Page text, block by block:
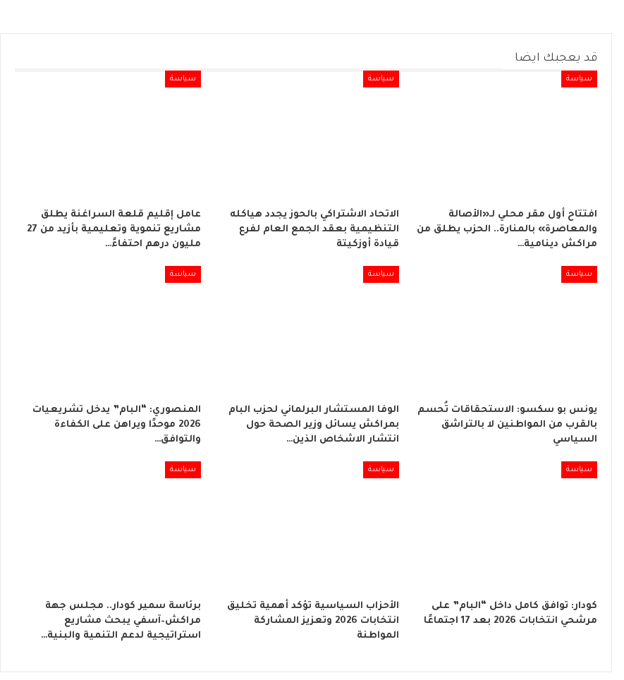
قد يعجبك ايضا
سياسة
افتتاح أول مقر محلي لـ«الأصالة
والمعاصرة» بالمنارة.. الحزب يطلق من
مراكش دينامية…
سياسة
الاتحاد الاشتراكي بالحوز يجدد هياكله
التنظيمية بعقد الجمع العام لفرع
قيادة أوزكيتة
سياسة
عامل إقليم قلعة السراغنة يطلق
مشاريع تنموية وتعليمية بأزيد من 27
مليون درهم احتفاءً…
سياسة
يونس بو سكسو: الاستحقاقات تُحسم
بالقرب من المواطنين لا بالتراشق
السياسي
سياسة
الوفا المستشار البرلماني لحزب البام
بمراكش يسائل وزير الصحة حول
انتشار الاشخاص الذين…
سياسة
المنصوري: “البام” يدخل تشريعيات
2026 موحدًا ويراهن على الكفاءة
والتوافق…
سياسة
كودار: توافق كامل داخل “البام” على
مرشحي انتخابات 2026 بعد 17 اجتماعًا
سياسة
الأحزاب السياسية تؤكد أهمية تخليق
انتخابات 2026 وتعزيز المشاركة
المواطنة
سياسة
برئاسة سمير كودار.. مجلس جهة
مراكش–آسفي يبحث مشاريع
استراتيجية لدعم التنمية والبنية…